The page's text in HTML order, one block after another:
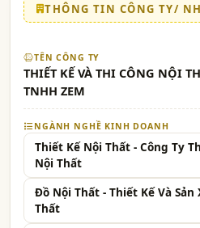
THÔNG TIN CÔNG TY/
TÊN CÔNG TY
THIẾT KẾ VÀ THI CÔNG NỘI
TNHH ZEM
NGÀNH NGHỀ KINH DOANH
Thiết Kế Nội Thất - Công Ty
Nội Thất
Đồ Nội Thất - Thiết Kế Và
Thất